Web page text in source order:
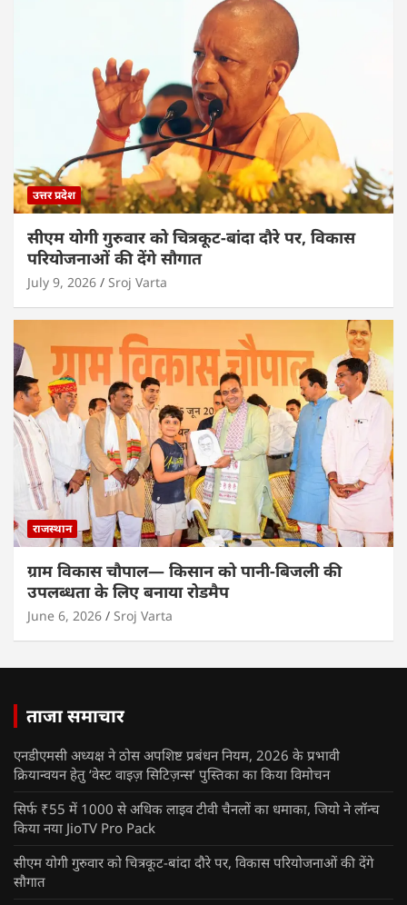
उत्तर प्रदेश
सीएम योगी गुरुवार को चित्रकूट-बांदा दौरे पर, विकास
परियोजनाओं की देंगे सौगात
July 9, 2026 Sroj Varta
राजस्थान
ग्राम विकास चौपाल— किसान को पानी-बिजली की
उपलब्धता के लिए बनाया रोडमैप
June 6, 2026 Sroj Varta
ताजा समाचार
एनडीएमसी अध्यक्ष ने ठोस अपशिष्ट प्रबंधन नियम, 2026 के प्रभावी
क्रियान्वयन हेतु ‘वेस्ट वाइज़ सिटिज़न्स’ पुस्तिका का किया विमोचन
सिर्फ ₹55 में 1000 से अधिक लाइव टीवी चैनलों का धमाका, जियो ने लॉन्च
किया नया JioTV Pro Pack
सीएम योगी गुरुवार को चित्रकूट-बांदा दौरे पर, विकास परियोजनाओं की देंगे
सौगात